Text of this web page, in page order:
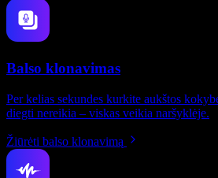
Balso klonavimas
Per kelias sekundes kurkite aukštos
diegti nereikia – viskas veikia naršyklėje.
Žiūrėti balso klonavimą